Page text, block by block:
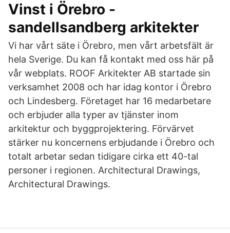
Vinst i Örebro -
sandellsandberg arkitekter
Vi har vårt säte i Örebro, men vårt arbetsfält är
hela Sverige. Du kan få kontakt med oss här på
vår webplats. ROOF Arkitekter AB startade sin
verksamhet 2008 och har idag kontor i Örebro
och Lindesberg. Företaget har 16 medarbetare
och erbjuder alla typer av tjänster inom
arkitektur och byggprojektering. Förvärvet
stärker nu koncernens erbjudande i Örebro och
totalt arbetar sedan tidigare cirka ett 40-tal
personer i regionen. Architectural Drawings,
Architectural Drawings.